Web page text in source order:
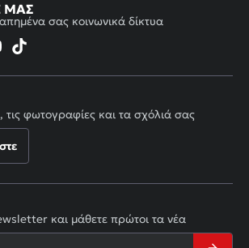
ΜΑΣ
σας κοινωνικά δίκτυα
τις φωτογραφίες και τα σχόλιά σας
και μάθετε πρώτοι τα νέα